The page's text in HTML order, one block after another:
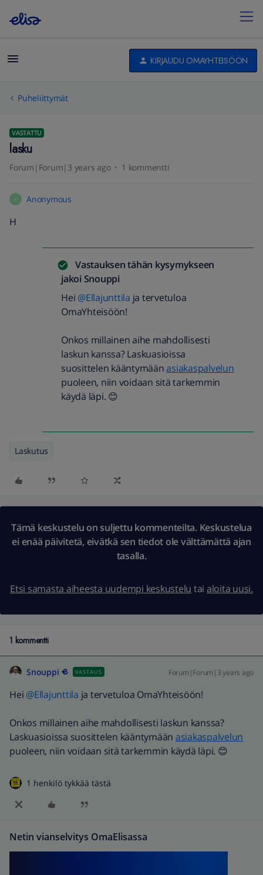
KIRJAUDU OMAYHTEISÖÖN
Puheliittymät
VASTATTU
lasku
Forum|Forum|3 years ago 1 kommentti
A Anonymous
H
Vastauksen tähän kysymykseen
jakoi Snouppi
Hei @Ellajunttila ja tervetuloa
OmaYhteisöön!
Onkos millainen aihe mahdollisesti
laskun kanssa? Laskuasioissa
suosittelen kääntymäänasiakaspalvelun
puoleen, niin voidaan sitä tarkemmin
käydä läpi. 😊
Laskutus
Tämä keskustelu on suljettu kommenteilta. Keskustelua
ei enää päivitetä, eivätkä sen tiedot ole välttämättä ajan
tasalla.
Etsi samasta aiheesta uudempi keskustelu tai aloita uusi.
1 kommentti
Snouppi VASTAUS Forum|Forum|3 years ago
Hei @Ellajunttila ja tervetuloa OmaYhteisöön!
Onkos millainen aihe mahdollisesti laskun kanssa?
Laskuasioissa suosittelen kääntymään asiakaspalvelun
puoleen, niin voidaan sitä tarkemmin käydä läpi. 😊
1 henkilö tykkää tästä
Netin vianselvitys OmaElisassa